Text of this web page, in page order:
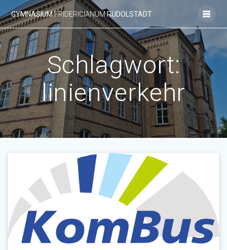
Inhalt
springen
GYMNASIUMFRIDERICIANUMRUDOLSTADT
Schlagwort:
linienverkehr